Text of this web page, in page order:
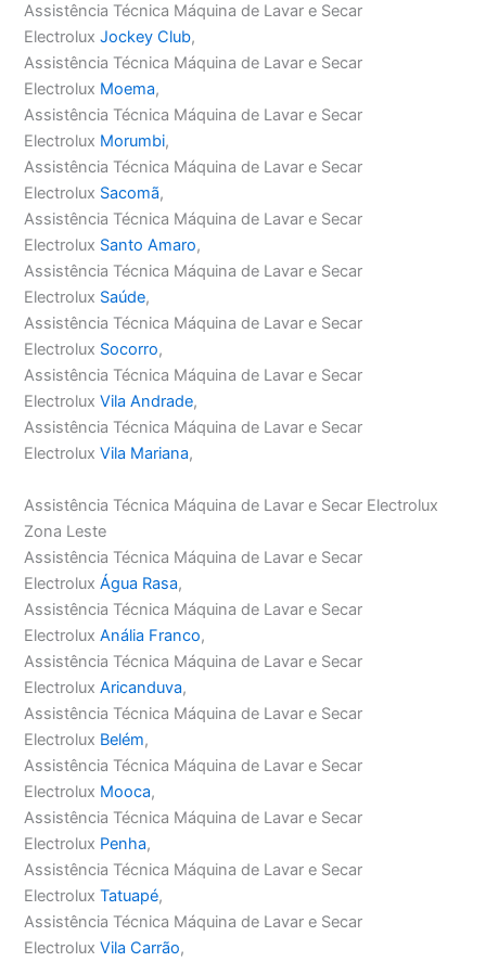
Assistência Técnica Máquina de Lavar e Secar
ElectroluxJockey Club,
Assistência Técnica Máquina de Lavar e Secar
Electrolux Moema,
Assistência Técnica Máquina de Lavar e Secar
Electrolux Morumbi,
Assistência Técnica Máquina de Lavar e Secar
Electrolux Sacomã,
Assistência Técnica Máquina de Lavar e Secar
Electrolux Santo Amaro,
Assistência Técnica Máquina de Lavar e Secar
Electrolux Saúde,
Assistência Técnica Máquina de Lavar e Secar
Electrolux Socorro,
Assistência Técnica Máquina de Lavar e Secar
ElectroluxVila Andrade,
Assistência Técnica Máquina de Lavar e Secar
ElectroluxVila Mariana,
Assistência Técnica Máquina de Lavar e Secar Electrolux
Zona Leste
Assistência Técnica Máquina de Lavar e Secar
ElectroluxÁgua Rasa,
Assistência Técnica Máquina de Lavar e Secar
ElectroluxAnália Franco,
Assistência Técnica Máquina de Lavar e Secar
ElectroluxAricanduva,
Assistência Técnica Máquina de Lavar e Secar
Electrolux Belém,
Assistência Técnica Máquina de Lavar e Secar
Electrolux Mooca,
Assistência Técnica Máquina de Lavar e Secar
Electrolux Penha,
Assistência Técnica Máquina de Lavar e Secar
ElectroluxTatuapé,
Assistência Técnica Máquina de Lavar e Secar
ElectroluxVila Carrão,